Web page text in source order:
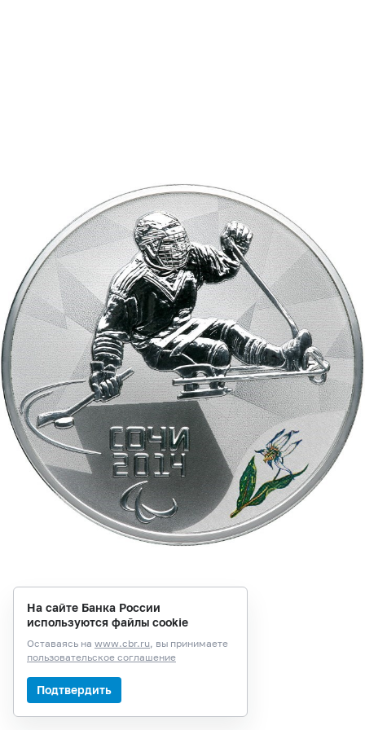
На сайте Банка России
используются файлы cookie
Оставаясь на www.cbr.ru, вы принимаете
пользовательское соглашение
Подтвердить